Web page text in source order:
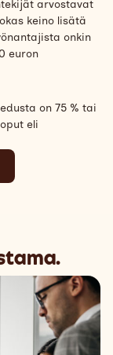
arvostavat
keino lisätä
onkin
euron
on 75 % tai
eli